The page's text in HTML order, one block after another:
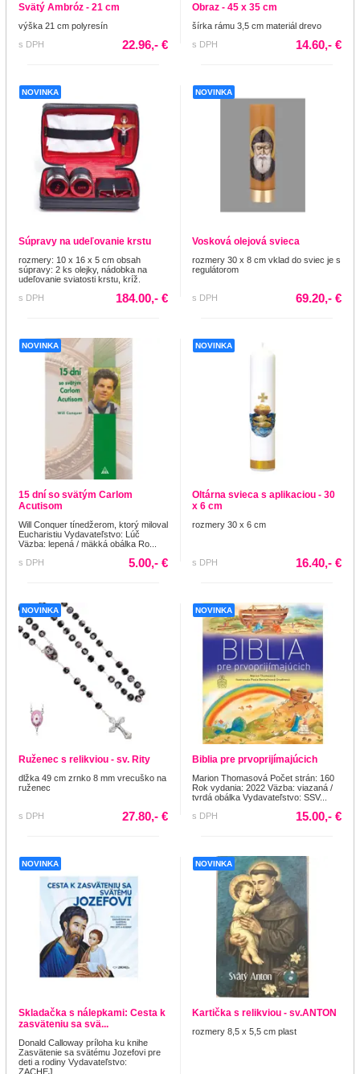
Svätý Ambróz - 21 cm
výška 21 cm polyresín
s DPH
22.96,- €
Obraz - 45 x 35 cm
šírka rámu 3,5 cm materiál drevo
s DPH
14.60,- €
NOVINKA
Súpravy na udeľovanie krstu
rozmery: 10 x 16 x 5 cm obsah
súpravy: 2 ks olejky, nádobka na
udeľovanie sviatosti krstu, kríž.
s DPH
184.00,- €
NOVINKA
Vosková olejová svieca
rozmery 30 x 8 cm vklad do sviec je s
regulátorom
s DPH 69.20,- €
NOVINKA
15 dní so svätým Carlom
Acutisom
Will Conquer tínedžerom, ktorý miloval
Eucharistiu Vydavateľstvo: Lúč
Väzba: lepená / mäkká obálka Ro...
s DPH
5.00,- €
NOVINKA
Oltárna svieca s aplikaciou - 30
x 6 cm
rozmery 30 x 6 cm
s DPH 16.40,- €
NOVINKA
Ruženec s relikviou - sv. Rity
dlžka 49 cm zrnko 8 mm vrecuško na
ruženec
s DPH 27.80,- €
NOVINKA
Biblia pre prvoprijímajúcich
Marion Thomasová Počet strán: 160
Rok vydania: 2022 Väzba: viazaná /
tvrdá obálka Vydavateľstvo: SSV...
s DPH
15.00,- €
NOVINKA
Skladačka s nálepkami: Cesta k
zasväteniu sa svä...
Donald Calloway príloha ku knihe
Zasvätenie sa svätému Jozefovi pre
deti a rodiny Vydavateľstvo:
ZACHEJ....
NOVINKA
Kartička s relikviou - sv.ANTON
rozmery 8,5 x 5,5 cm plast